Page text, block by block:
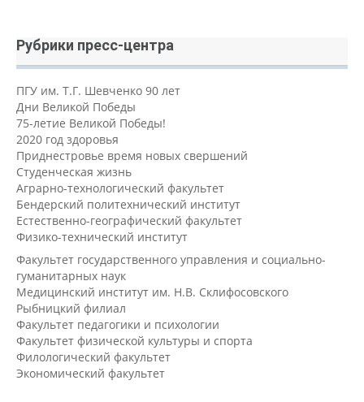
Рубрики пресс-центра
ПГУ им. Т.Г. Шевченко 90 лет
Дни Великой Победы
75-летие Великой Победы!
2020 год здоровья
Приднестровье время новых свершений
Студенческая жизнь
Аграрно-технологический факультет
Бендерский политехнический институт
Естественно-географический факультет
Физико-технический институт
Факультет государственного управления и социально-
гуманитарных наук
Медицинский институт им. Н.В. Склифосовского
Рыбницкий филиал
Факультет педагогики и психологии
Факультет физической культуры и спорта
Филологический факультет
Экономический факультет